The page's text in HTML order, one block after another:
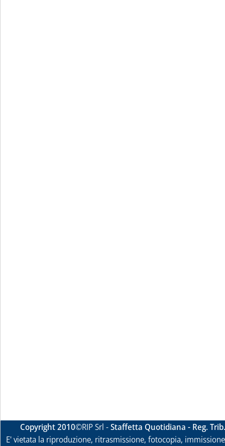
Copyright 2010©RIP Srl -Staffetta Quotidiana - Reg.
E' vietata la riproduzione, ritrasmissione, fotocopia,